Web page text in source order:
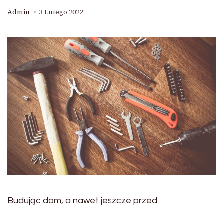
Admin 3 Lutego 2022
Budując dom, a nawet jeszcze przed